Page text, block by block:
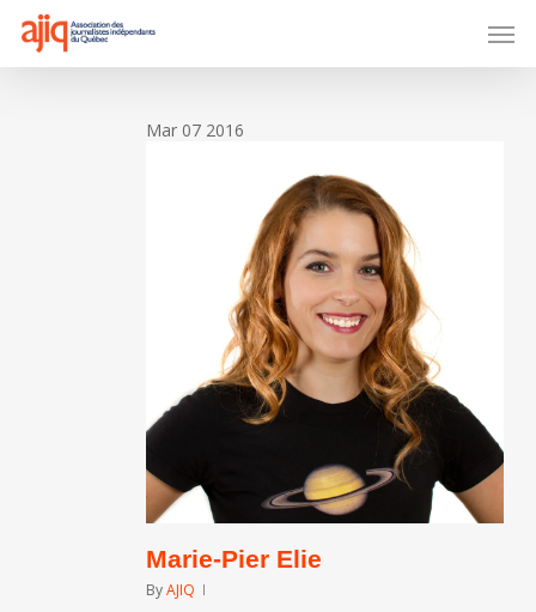
main
content
Mar 07 2016
Marie-Pier Elie
ByAJIQ